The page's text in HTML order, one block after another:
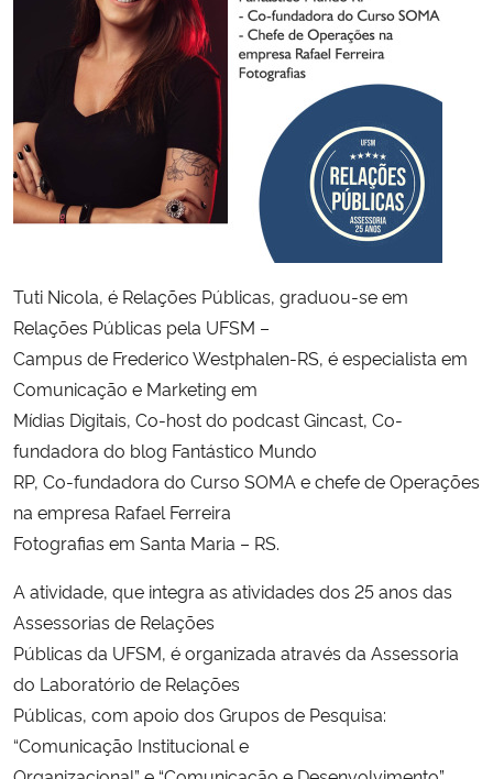
Gabinete de Segurança Institucional
Advocacia-Geral da União
Banco Central do Brasil
Planalto
Tuti Nicola, é Relações Públicas, graduou-se em
Relações Públicas pela UFSM –
Campus de Frederico Westphalen-RS, é especialista em
Comunicação e Marketing em
Mídias Digitais, Co-host do podcast Gincast, Co-
fundadora do blog Fantástico Mundo
RP, Co-fundadora do Curso SOMA e chefe de Operações
na empresa Rafael Ferreira
Fotografias em Santa Maria – RS.
A atividade, que integra as atividades dos 25 anos das
Assessorias de Relações
Públicas da UFSM, é organizada através da Assessoria
do Laboratório de Relações
Públicas, com apoio dos Grupos de Pesquisa:
“Comunicação Institucional e